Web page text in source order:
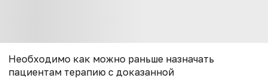
Необходимо как можно раньше назначать
пациентам терапию с доказанной